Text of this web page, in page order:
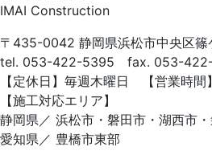
IMAI Construction
〒435-0042 静岡県浜松市中央区篠
tel. 053-422-5395 fax. 053-
【定休⽇】毎週⽊曜⽇ 【営業時
【施⼯対応エリア】
静岡県／ 浜松市・磐⽥市・湖⻄市
愛知県／ 豊橋市東部